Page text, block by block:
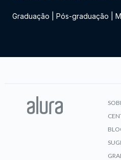
Graduação Pós-graduação